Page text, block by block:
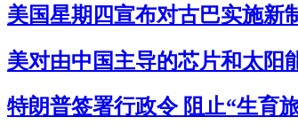
美国星期四宣布对古巴实施新
美对由中国主导的芯片和太阳
特朗普签署行政令 阻止“生育